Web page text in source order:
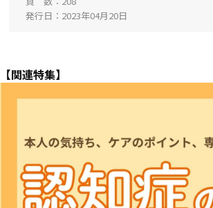
発行日
2023年04月20日
【関連特集】